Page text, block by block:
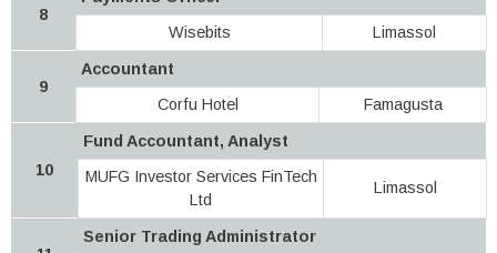
8
Wisebits
Limassol
9
Accountant
Corfu Hotel
Famagusta
10
Fund Accountant, Analyst
MUFG Investor Services FinTech
Ltd
Limassol
Senior Trading Administrator